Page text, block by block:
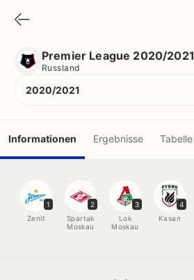
Premier League 2020/2021
Russland
2020/2021
Informationen Ergebnisse Tabelle
Spieler
1
Zenit
2
Spartak
Moskau
3
Lok
Moskau
4
Kasan